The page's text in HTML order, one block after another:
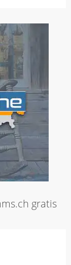
gratis